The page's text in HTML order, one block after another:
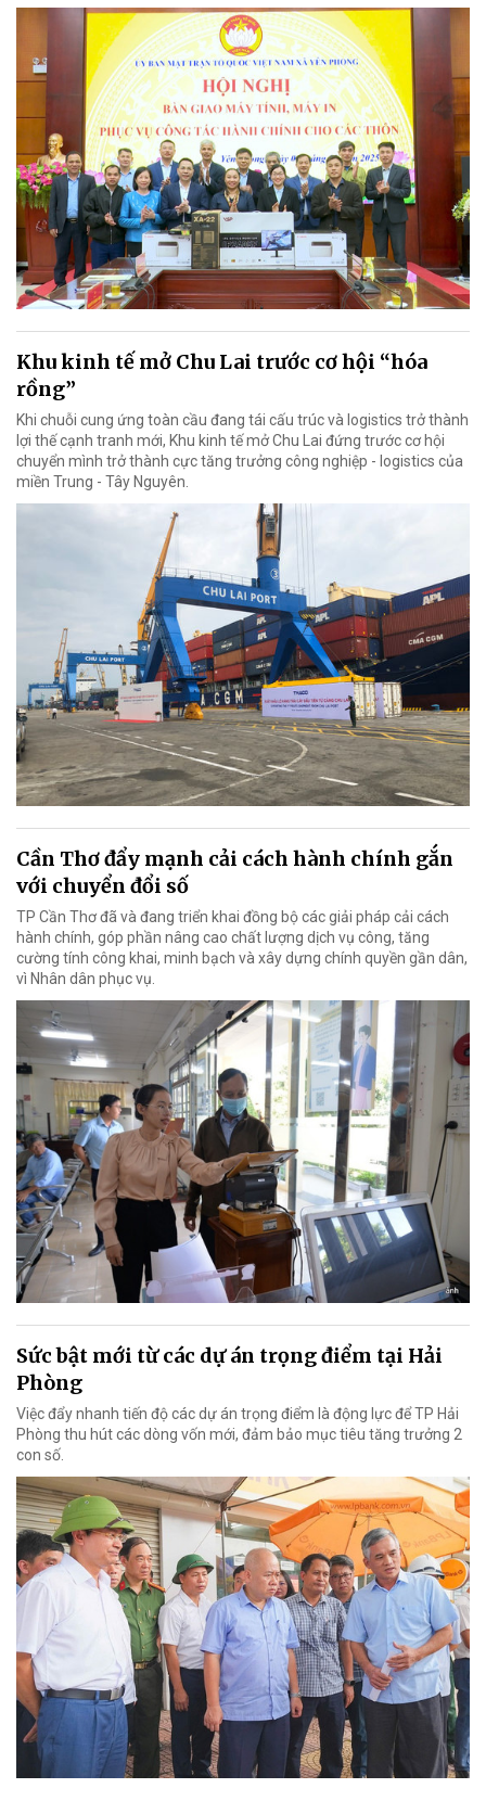
Khu kinh tế mở Chu Lai trước cơ hội “hóa
rồng”
Khi chuỗi cung ứng toàn cầu đang tái cấu trúc và logistics trở thành
lợi thế cạnh tranh mới, Khu kinh tế mở Chu Lai đứng trước cơ hội
chuyển mình trở thành cực tăng trưởng công nghiệp - logistics của
miền Trung - Tây Nguyên.
Cần Thơ đẩy mạnh cải cách hành chính gắn
với chuyển đổi số
TP Cần Thơ đã và đang triển khai đồng bộ các giải pháp cải cách
hành chính, góp phần nâng cao chất lượng dịch vụ công, tăng
cường tính công khai, minh bạch và xây dựng chính quyền gần dân,
vì Nhân dân phục vụ.
Sức bật mới từ các dự án trọng điểm tại Hải
Phòng
Việc đẩy nhanh tiến độ các dự án trọng điểm là động lực để TP Hải
Phòng thu hút các dòng vốn mới, đảm bảo mục tiêu tăng trưởng 2
con số.